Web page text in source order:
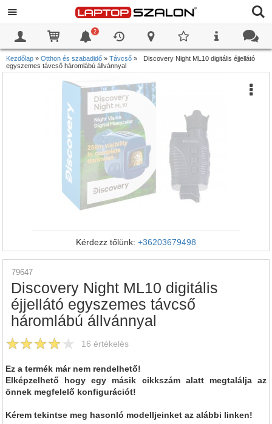
2
Kezdőlap » Otthon és szabadidő » Távcső »
Discovery Night ML10 digitális éjjellátó
egyszemes távcső háromlábú állvánnyal
Kérdezz tőlünk: +36203679498
79647
Discovery Night ML10 digitális
éjjellátó egyszemes távcső
háromlábú állvánnyal
16 értékelés
Ez a termék már nem rendelhető!
Elképzelhető hogy egy másik cikkszám alatt megtalálja az
önnek megfelelő konfigurációt!
Kérem tekintse meg hasonló modelljeinket az alábbi linken!
0
0